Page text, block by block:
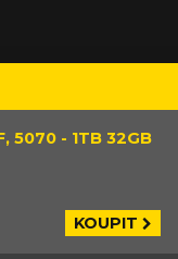
5070 - 1TB 32GB
KOUPIT